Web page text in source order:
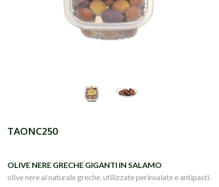
TAONC250
OLIVE NERE GRECHE GIGANTI IN SALAMO
olive nere al naturale greche. utilizzate perinsalate e antipasti.